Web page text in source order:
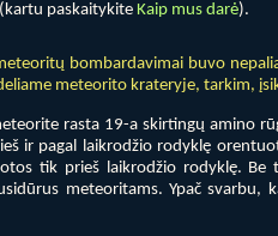
(kartu paskaitykite Kaip mus darė).
bombardavimai buvo
meteorito krateryje, tarkim,
rasta 19-a skirtingų amino
ir pagal laikrodžio rodyklę
tik prieš laikrodžio rodyklę.
meteoritams. Ypač